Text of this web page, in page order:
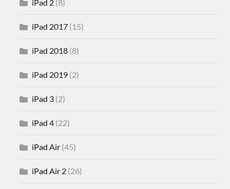
iPad 2 (8)
iPad 2017 (15)
iPad 2018 (8)
iPad 2019 (2)
iPad 3 (2)
iPad 4 (22)
iPad Air (45)
iPad Air 2 (26)